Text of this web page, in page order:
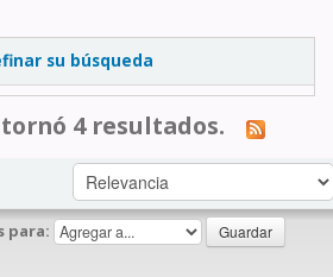
su búsqueda
4 resultados.
para: